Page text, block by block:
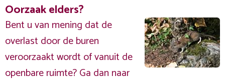
Oorzaak elders?
Bent u van mening dat de
overlast door de buren
veroorzaakt wordt of vanuit de
openbare ruimte? Ga dan naar